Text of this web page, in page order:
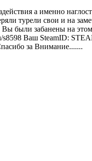
а именно
турели свои и на
Вы были забанены на
s8598 Ваш SteamID:
за Внимание.......